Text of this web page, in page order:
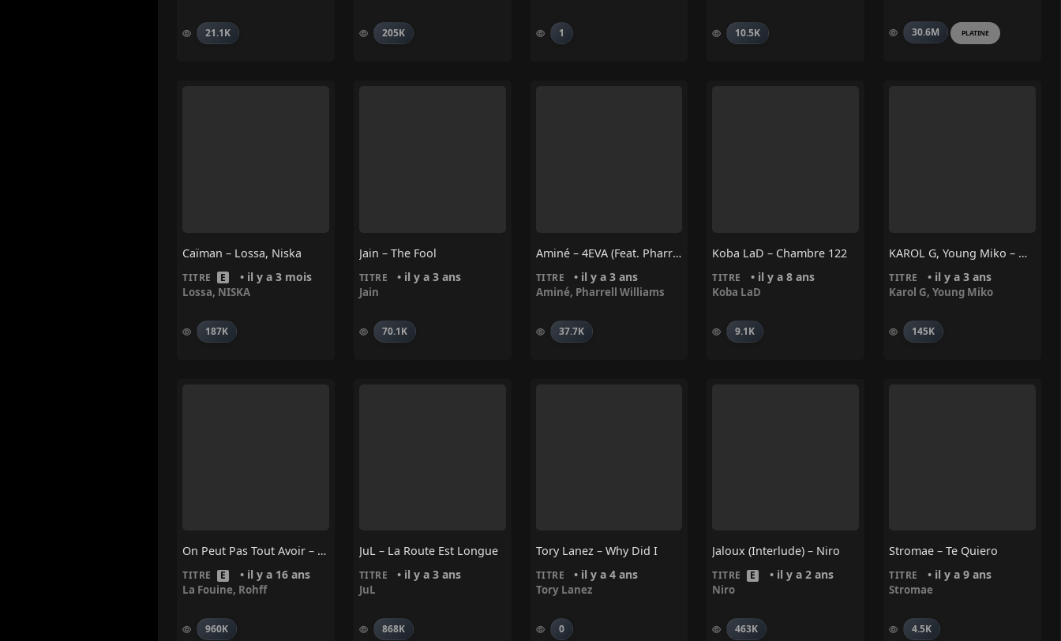
21.1K 205K 1 10.5K 30.6M PLATINE
Caïman – Lossa, Niska
TITRE E • il y a 3 mois
Lossa, NISKA
187K
Jain – The Fool
TITRE • il y a 3 ans
Jain
70.1K
Aminé – 4EVA (feat. Pharrell Williams)
TITRE • il y a 3 ans
Aminé, Pharrell Williams
37.7K
Koba LaD – Chambre 122
TITRE • il y a 8 ans
Koba LaD
9.1K
KAROL G, Young Miko – DISPO
TITRE • il y a 3 ans
Karol G,Young Miko
145K
On Peut Pas Tout Avoir – Rohff, La Fouine
TITRE E • il y a 16 ans
La Fouine, Rohff
960K
JuL – La Route Est Longue
TITRE • il y a 3 ans
JuL
868K
Tory Lanez – Why Did I
TITRE • il y a 4 ans
Tory Lanez
0
Jaloux (interlude) – Niro
TITRE E • il y a 2 ans
Niro
463K
Stromae – Te Quiero
TITRE • il y a 9 ans
Stromae
4.5K